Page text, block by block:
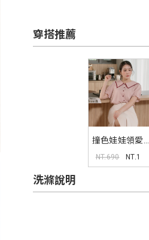
穿搭推薦
撞色娃娃領愛心
釦襯衫 MISS
NT.690 NT.1
洗滌說明